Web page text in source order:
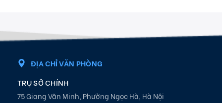
ĐỊA CHỈ VĂN PHÒNG
TRỤ SỞ CHÍNH
75 Giang Văn Minh, Phường Ngọc Hà, Hà Nội